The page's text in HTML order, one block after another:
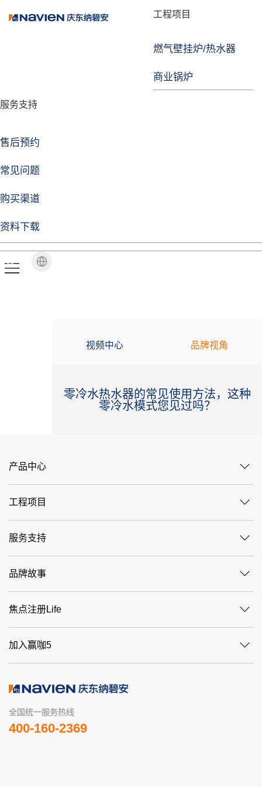
工程项目
燃气壁挂炉/热水器
商业锅炉
服务支持
售后预约
常见问题
购买渠道
资料下载
品牌故事
技术实力
企业动态
焦点注册Life
品牌视角
视频中心 品牌视角
零冷水热水器的常见使用方法，这种
零冷水模式您见过吗？
产品中心
工程项目
服务支持
品牌故事
焦点注册Life
加入赢咖5
全国统一服务热线
400-160-2369